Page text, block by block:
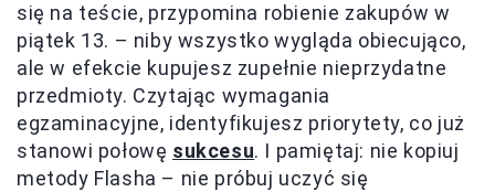
się na teście, przypomina robienie zakupów w
piątek 13. – niby wszystko wygląda obiecująco,
ale w efekcie kupujesz zupełnie nieprzydatne
przedmioty. Czytając wymagania
egzaminacyjne, identyfikujesz priorytety, co już
stanowi połowę sukcesu. I pamiętaj: nie kopiuj
metody Flasha – nie próbuj uczyć się